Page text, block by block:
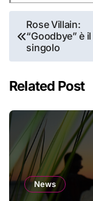
Navigazione
articoli
Rose Villain:
“Goodbye” è
singolo
Related Post
News